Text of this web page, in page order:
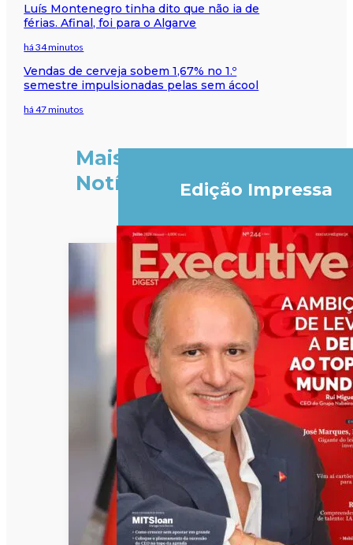
Luís Montenegro tinha dito que não ia de
férias. Afinal, foi para o Algarve
há 34 minutos
Vendas de cerveja sobem 1,67% no 1.º
semestre impulsionadas pelas sem ácool
há 47 minutos
Mais
Notícias
Edição Impressa